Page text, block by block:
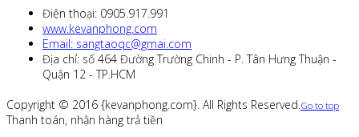
Điện thoại: 0905.917.991
www.kevanphong.com
Email: sangtaoqc@gmai.com
Địa chỉ: số 464 Đường Trường Chinh - P. Tân Hưng Thuận -
Quận 12 - TP.HCM
Copyright © 2016 {kevanphong.com}. All Rights Reserved.Go to top
Thanh toán, nhận hàng trả tiền